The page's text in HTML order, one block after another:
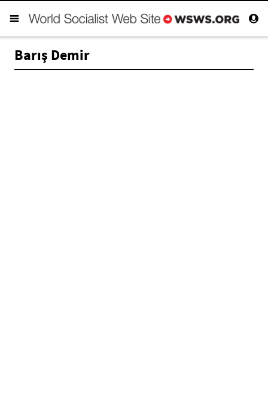
Barış Demir